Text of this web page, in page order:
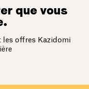
que vous
les offres Kazidomi